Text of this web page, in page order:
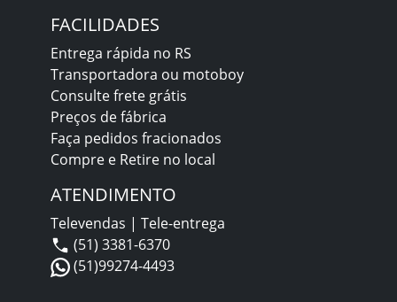
FACILIDADES
Entrega rápida no RS
Transportadora ou motoboy
Consulte frete grátis
Preços de fábrica
Faça pedidos fracionados
Compre e Retire no local
ATENDIMENTO
Televendas | Tele-entrega
(51) 3381-6370
(51)99274-4493